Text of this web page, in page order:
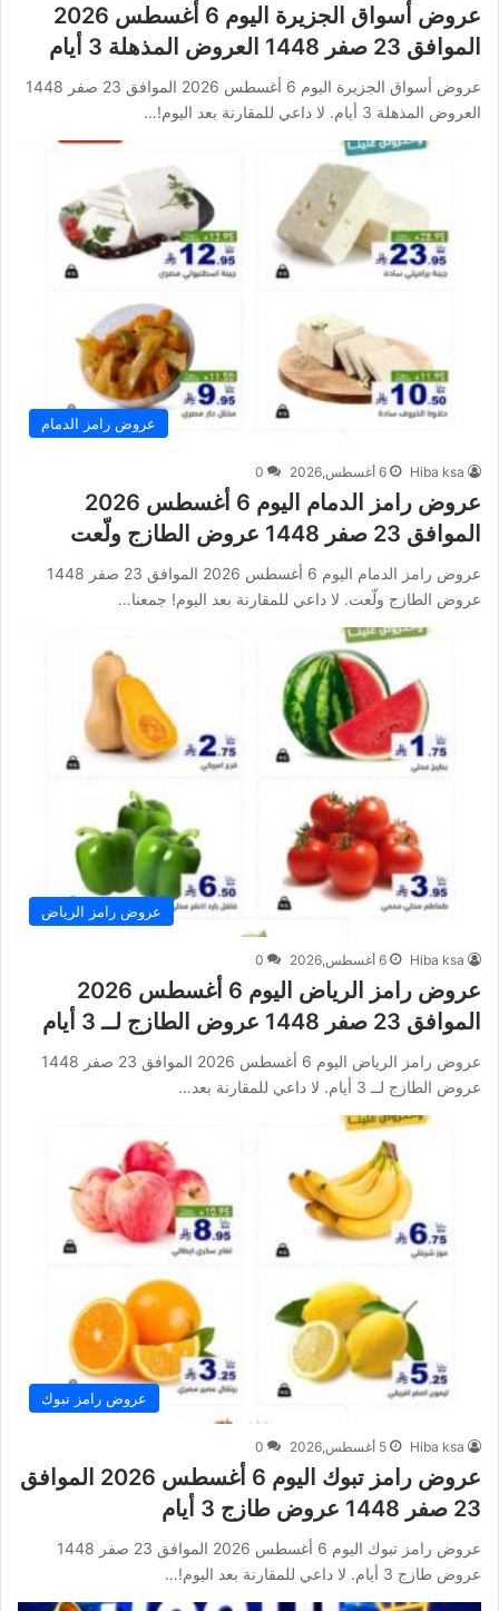
عروض أسواق الجزيرة اليوم 6 أغسطس 2026
الموافق 23 صفر 1448 العروض المذهلة 3 أيام
عروض أسواق الجزيرة اليوم 6 أغسطس 2026 الموافق 23 صفر 1448
العروض المذهلة 3 أيام. لا داعي للمقارنة بعد اليوم!…
عروض رامز الدمام
Hiba ksa 6 أغسطس,2026 0
عروض رامز الدمام اليوم 6 أغسطس 2026
الموافق 23 صفر 1448 عروض الطازج ولّعت
عروض رامز الدمام اليوم 6 أغسطس 2026 الموافق 23 صفر 1448
عروض الطازج ولّعت. لا داعي للمقارنة بعد اليوم! جمعنا…
عروض رامز الرياض
Hiba ksa 6 أغسطس,2026 0
عروض رامز الرياض اليوم 6 أغسطس 2026
الموافق 23 صفر 1448 عروض الطازج لــ 3 أيام
عروض رامز الرياض اليوم 6 أغسطس 2026 الموافق 23 صفر 1448
عروض الطازج لــ 3 أيام. لا داعي للمقارنة بعد…
عروض رامز تبوك
Hiba ksa 5 أغسطس,2026 0
عروض رامز تبوك اليوم 6 أغسطس 2026 الموافق
23 صفر 1448 عروض طازج 3 أيام
عروض رامز تبوك اليوم 6 أغسطس 2026 الموافق 23 صفر 1448
عروض طازج 3 أيام. لا داعي للمقارنة بعد اليوم!…